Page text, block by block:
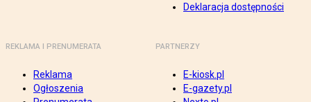
Deklaracja dostępności
REKLAMA I PRENUMERATA
Reklama
Ogłoszenia
PARTNERZY
E-kiosk.pl
E-gazety.pl